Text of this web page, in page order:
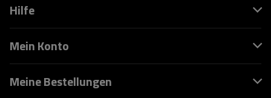
Hilfe
Mein Konto
Meine Bestellungen